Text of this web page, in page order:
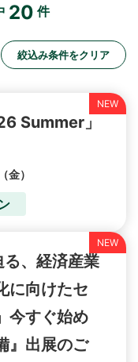
絞込み条件をクリア
20 件
Summer」
）
る、経済産業
に向けたセ
今すぐ始め
』出展のご